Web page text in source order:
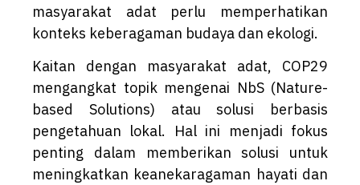
masyarakat adat perlu memperhatikan
konteks keberagaman budaya dan ekologi.
Kaitan dengan masyarakat adat, COP29
mengangkat topik mengenai NbS (Nature-
based Solutions) atau solusi berbasis
pengetahuan lokal. Hal ini menjadi fokus
penting dalam memberikan solusi untuk
meningkatkan keanekaragaman hayati dan